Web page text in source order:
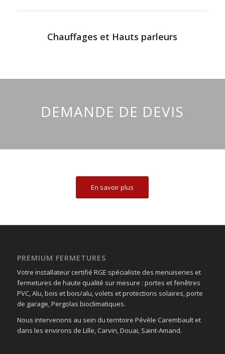
Chauffages et Hauts parleurs
DEMANDE DE DEVIS
En savoir plus
PREMIUM FERMETURES
Votre installateur certifié RGE spécialiste des menuiseries et
fermetures de haute qualité sur mesure : portes et fenêtres
PVC, Alu, bois et bois/alu, volets et protections solaires, porte
de garage, Pergolas bioclimatiques.
Nous intervenons au sein du territoire Pévèle Carembault et
dans les environs de Lille, Carvin, Douai, Saint-Amand.